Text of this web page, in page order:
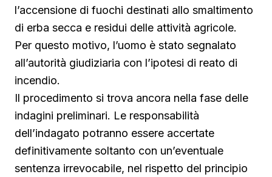
l’accensione di fuochi destinati allo smaltimento
di erba secca e residui delle attività agricole.
Per questo motivo, l’uomo è stato segnalato
all’autorità giudiziaria con l’ipotesi di reato di
incendio.
Il procedimento si trova ancora nella fase delle
indagini preliminari. Le responsabilità
dell’indagato potranno essere accertate
definitivamente soltanto con un’eventuale
sentenza irrevocabile, nel rispetto del principio